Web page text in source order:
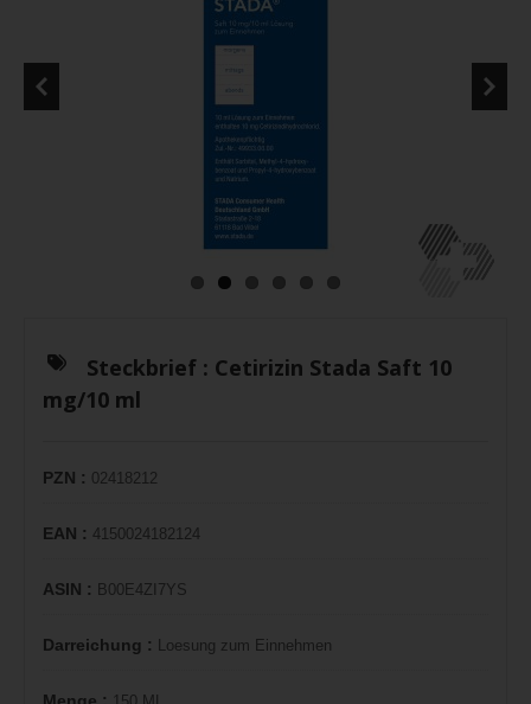
Steckbrief : Cetirizin Stada Saft 10
mg/10 ml
PZN : 02418212
EAN : 4150024182124
ASIN : B00E4ZI7YS
Darreichung : Loesung zum Einnehmen